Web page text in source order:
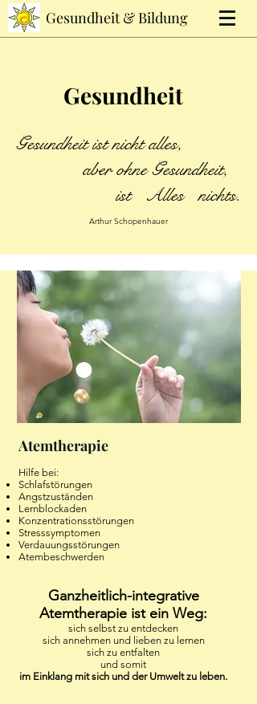
Gesundheit & Bildung
Gesundheit ist nicht alles,
aber ohne Gesundheit,
ist Alles nichts.
Arthur Schopenhauer
Gesundheit
Atemtherapie
Hilfe bei:
Schlafstörungen
Angstzuständen
Lernblockaden
Konzentrationsstörungen
Stresssymptomen
Verdauungsstörungen
Atembeschwerden
Ganzheitlich-integrative
Atemtherapie ist ein Weg:
sich selbst zu entdecken
sich annehmen und lieben zu lernen
sich zu entfalten
und somit
im Einklang mit sich und der Umwelt zu leben.